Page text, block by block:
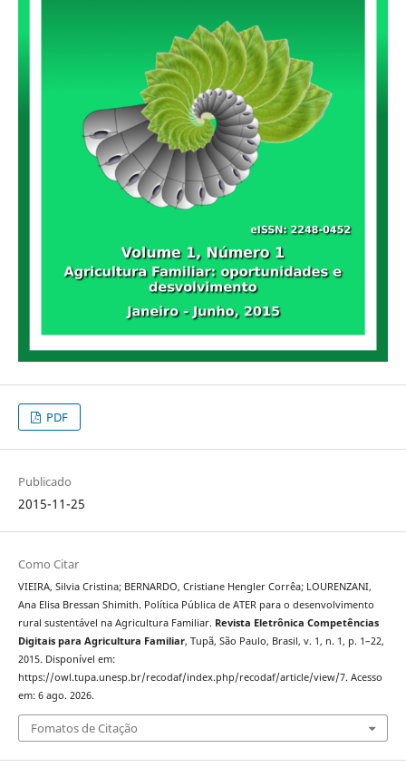
PDF
Publicado
2015-11-25
Como Citar
VIEIRA, Silvia Cristina; BERNARDO, Cristiane Hengler Corrêa; LOURENZANI,
Ana Elisa Bressan Shimith. Política Pública de ATER para o desenvolvimento
rural sustentável na Agricultura Familiar. Revista Eletrônica Competências
Digitais para Agricultura Familiar, Tupã, São Paulo, Brasil, v. 1, n. 1, p. 1–22,
2015. Disponível em:
https://owl.tupa.unesp.br/recodaf/index.php/recodaf/article/view/7. Acesso
em: 6 ago. 2026.
Fomatos de Citação